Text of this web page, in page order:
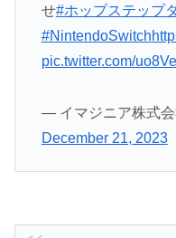
せ#ホップステップ
#NintendoSwitch
pic.twitter.com/
— イマジニア株式
December 21, 2023